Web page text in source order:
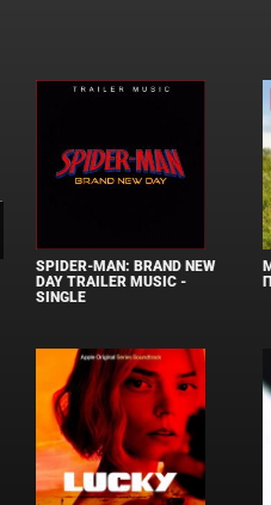
SPIDER-MAN: BRAND NEW
DAY TRAILER MUSIC -
SINGLE